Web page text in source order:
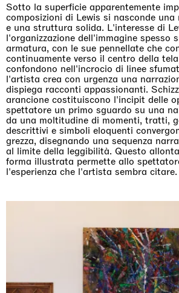
Sotto la superficie apparentemente
composizioni di Lewis si nasconde
e una struttura solida. L'interesse di
l'organizzazione dell'immagine spesso
armatura, con le sue pennellate che
continuamente verso il centro della
confondono nell'incrocio di linee
l'artista crea con urgenza una
dispiega racconti appassionanti.
arancione costituiscono l'incipit delle
spettatore un primo sguardo su una
da una moltitudine di momenti, tratti,
descrittivi e simboli eloquenti
grezza, disegnando una sequenza
al limite della leggibilità. Questo
forma illustrata permette allo
l'esperienza che l'artista sembra citare.